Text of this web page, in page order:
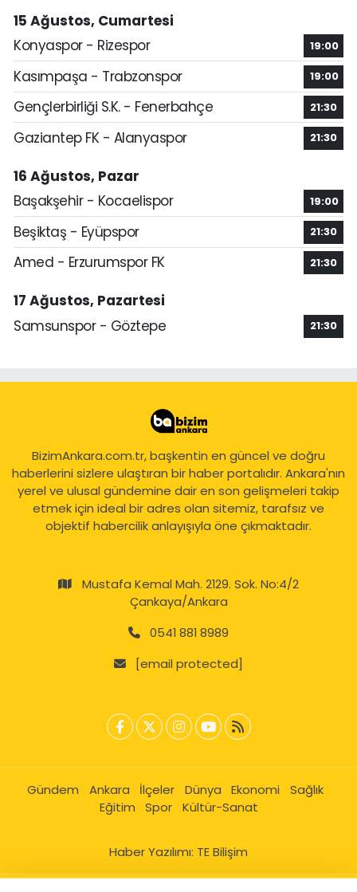
15 Ağustos, Cumartesi
Konyaspor - Rizespor
19:00
Kasımpaşa - Trabzonspor 19:00
Gençlerbirliği S.K. - Fenerbahçe 21:30
Gaziantep FK - Alanyaspor 21:30
16 Ağustos, Pazar
Başakşehir - Kocaelispor
19:00
Beşiktaş - Eyüpspor 21:30
Amed - Erzurumspor FK 21:30
17 Ağustos, Pazartesi
Samsunspor - Göztepe
21:30
BizimAnkara.com.tr, başkentin en güncel ve doğru
haberlerini sizlere ulaştıran bir haber portalıdır. Ankara'nın
yerel ve ulusal gündemine dair en son gelişmeleri takip
etmek için ideal bir adres olan sitemiz, tarafsız ve
objektif habercilik anlayışıyla öne çıkmaktadır.
Mustafa Kemal Mah. 2129. Sok. No:4/2
Çankaya/Ankara
0541 881 8989
[email protected]
Gündem Ankara İlçeler Dünya Ekonomi
Sağlık
Eğitim
Spor Kültür-Sanat
Haber Yazılımı: TE Bilişim